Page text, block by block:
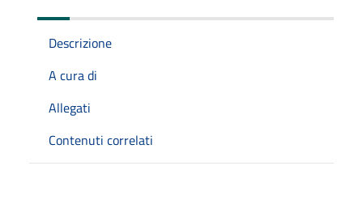
Descrizione
A cura di
Allegati
Contenuti correlati